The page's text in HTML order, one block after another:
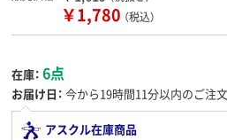
￥1,780 （税込）
在庫： 6点
お届け日： 今から19時間11分以内のご注文
アスクル在庫商品